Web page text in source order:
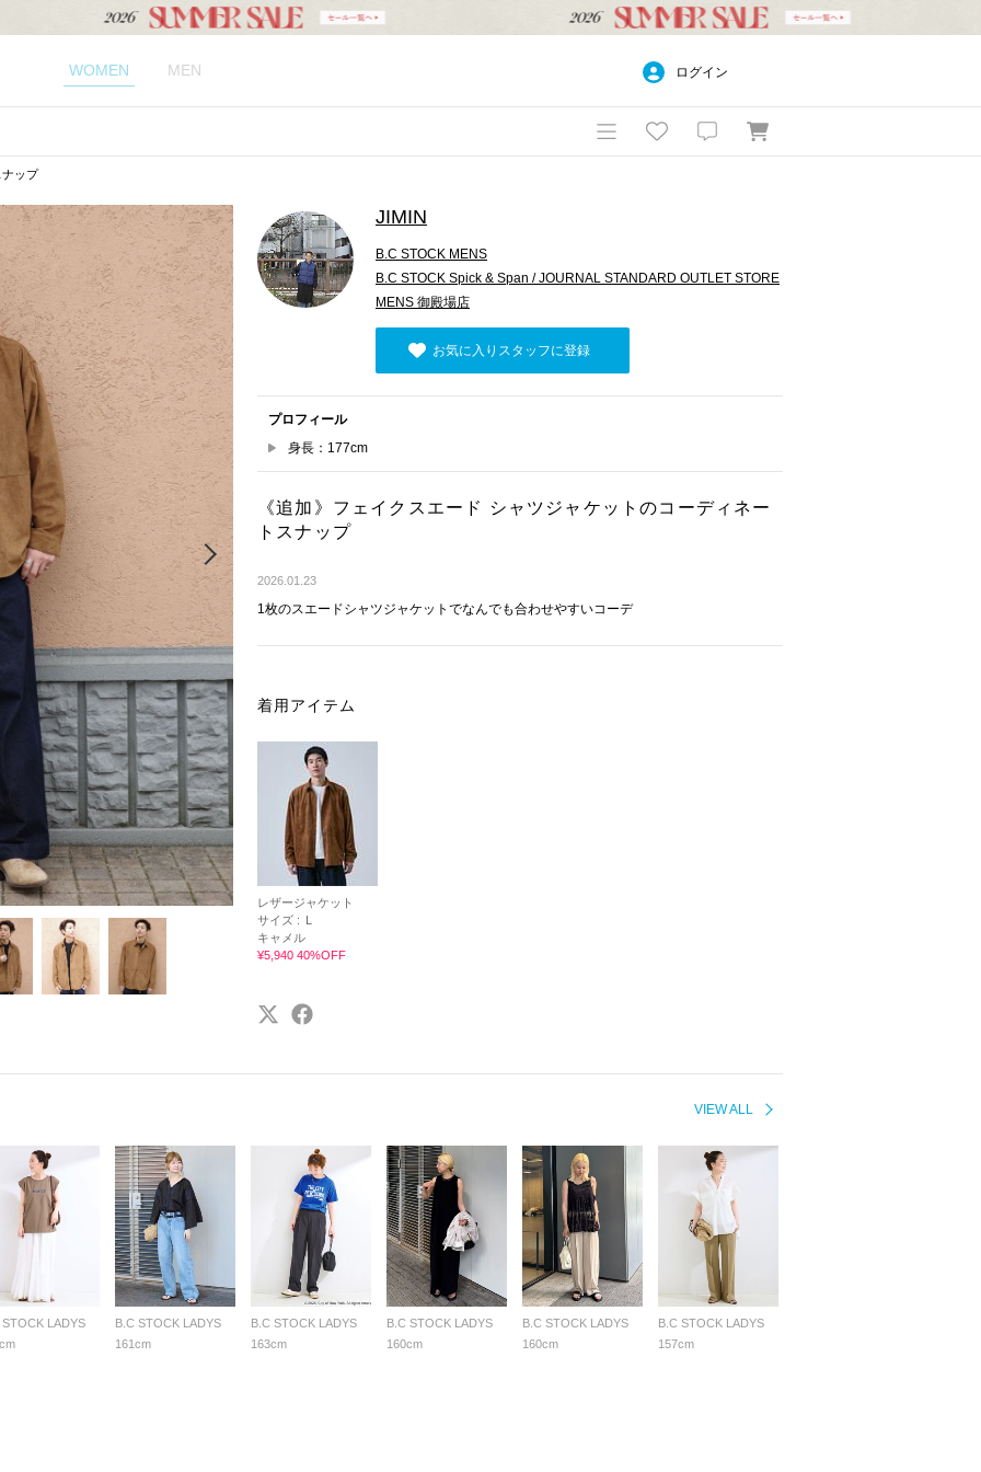
WOMEN MEN ログイン
ップ
JIMIN
B.C STOCK MENS
B.C STOCK Spick & Span / JOURNAL STANDARD OUTLET STORE
MENS 御殿場店
お気に入りスタッフに登録
プロフィール
身長：177cm
《追加》フェイクスエード シャツジャケットのコーディネー
トスナップ
2026.01.23
1枚のスエードシャツジャケットでなんでも合わせやすいコーデ
着用アイテム
レザージャケット
サイズ : L
キャメル
¥5,940 40%OFF
VIEW ALL
STOCK LADYS
B.C STOCK LADYS
161cm
B.C STOCK LADYS
163cm
B.C STOCK LADYS
160cm
B.C STOCK LADYS
160cm
B.C STOCK LADYS
157cm